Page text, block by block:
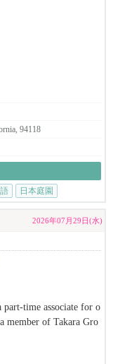
い致します。（日本
お進みいただく場合
。
さい。
Tea Garden's gi
around the world with a
and harmony
Golden Gate P
94118
日本庭園
2026年07月29日(水)
time associate for o
member of Takara Gro